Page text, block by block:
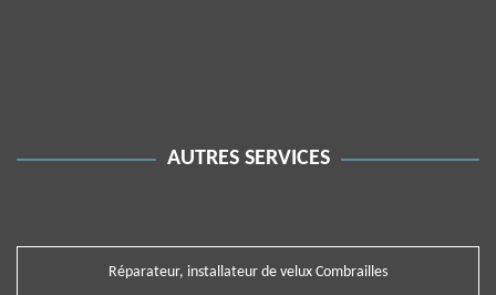
AUTRES SERVICES
Réparateur, installateur de velux Combrailles